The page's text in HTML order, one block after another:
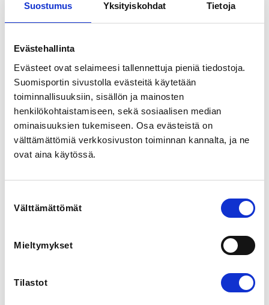
Suostumus Yksityiskohdat Tietoja
Evästehallinta
Evästeet ovat selaimeesi tallennettuja pieniä tiedostoja.
Suomisportin sivustolla evästeitä käytetään
toiminnallisuuksiin, sisällön ja mainosten
henkilökohtaistamiseen, sekä sosiaalisen median
ominaisuuksien tukemiseen. Osa evästeistä on
välttämättömiä verkkosivuston toiminnan kannalta, ja ne
ovat aina käytössä.
valinta
Välttämättömät
Mieltymykset
Tilastot
Harjoitukset järjestetään tiistaisin ja torstaisin klo 17-
18. Viikolla 29 ei ole harjoituksia.
Harjoitusmaksu on 190e
erikseen:
https://www.yleisurheilu.fi/seurat/yleisurheilulisenssit/
.
Yleisurheilukoulussa harjoitellaan monipuolisesti
yleisurheilun eri lajeja.
Tervetuloa mukaan monipuolisen harrastuksen pariin!
Su 1.3.2026 at 00:00 - Tu 30.6.2026 at 00:00
LOCATION
View map